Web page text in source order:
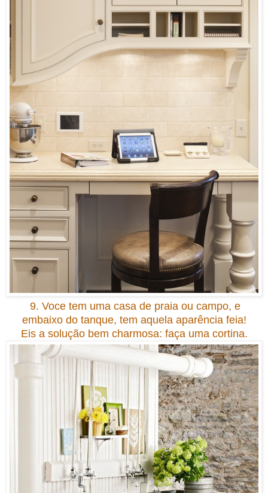
9. Voce tem uma casa de praia ou campo, e
embaixo do tanque, tem aquela aparência feia!
Eis a solução bem charmosa: faça uma cortina.